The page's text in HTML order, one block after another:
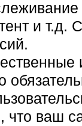
и т.д.
что ваш